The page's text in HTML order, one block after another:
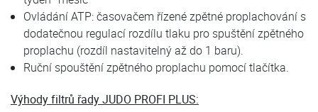
Ovládání ATP: časovačem řízené zpětné proplachování s
dodatečnou regulací rozdílu tlaku pro spuštění zpětného
proplachu (rozdíl nastavitelný až do 1 baru).
Ruční spouštění zpětného proplachu pomocí tlačítka.
Výhody filtrů řady JUDO PROFI PLUS: